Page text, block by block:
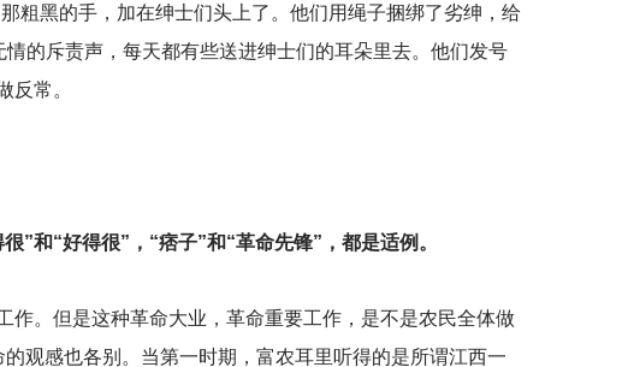
粗黑的手，加在绅士们头上了。他们用绳子捆绑了劣绅，给
的斥责声，每天都有些送进绅士们的耳朵里去。他们发号
常。
”和“好得很”，“痞子”和“革命先锋”，都是适例。
。但是这种革命大业，革命重要工作，是不是农民全体做
观感也各别。当第一时期，富农耳里听得的是所谓江西一